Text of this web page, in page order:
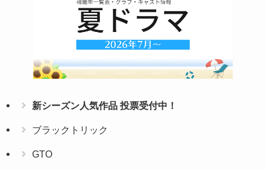
新シーズン人気作品 投票受付中！
ブラックトリック
GTO